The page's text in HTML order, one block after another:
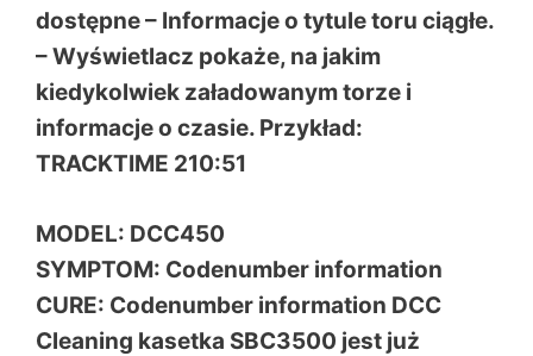
dostępne – Informacje o tytule toru ciągłe.
– Wyświetlacz pokaże, na jakim
kiedykolwiek załadowanym torze i
informacje o czasie. Przykład:
TRACKTIME 210:51
MODEL: DCC450
SYMPTOM: Codenumber information
CURE: Codenumber information DCC
Cleaning kasetka SBC3500 jest już